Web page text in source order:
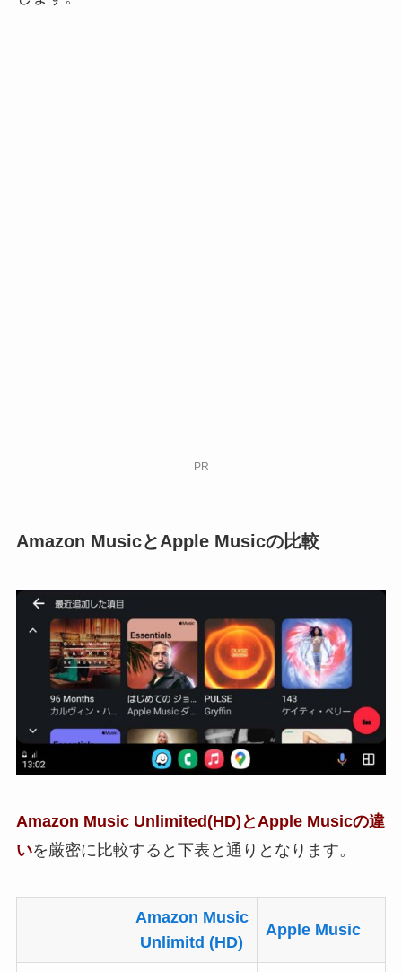
PR
Amazon MusicとApple Musicの比較
Amazon Music Unlimited(HD)とApple Musicの違
いを厳密に比較すると下表と通りとなります。
Amazon Music
Unlimitd (HD)
Apple Music